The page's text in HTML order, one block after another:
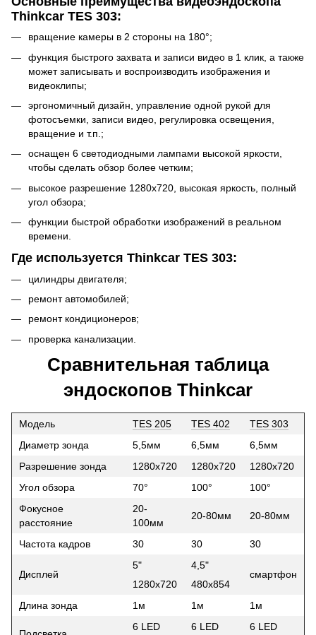
Thinkcar TES 303:
вращение камеры в 2 стороны на 180°;
функция быстрого захвата и записи видео в 1 клик, а также
может записывать и воспроизводить изображения и
видеоклипы;
эргономичный дизайн, управление одной рукой для
фотосъемки, записи видео, регулировка освещения,
вращение и т.п.;
оснащен 6 светодиодными лампами высокой яркости,
чтобы сделать обзор более четким;
высокое разрешение 1280x720, высокая яркость, полный
угол обзора;
функции быстрой обработки изображений в реальном
времени.
Где используется Thinkcar TES 303:
цилиндры двигателя;
ремонт автомобилей;
ремонт кондиционеров;
проверка канализации.
Сравнительная таблица
эндоскопов Thinkcar
Модель TES 205 TES 402
TES 303
Диаметр зонда
5,5мм 6,5мм
6,5мм
Разрешение зонда
1280х720 1280х720
1280х720
Угол обзора
70° 100°
100°
Фокусное
расстояние
20-
100мм
20-80мм 20-80мм
Частота кадров 30 30 30
Дисплей
5"
1280х720
4,5"
480х854
смартфон
Длина зонда 1м 1м 1м
6 LED
6 LED
6 LED